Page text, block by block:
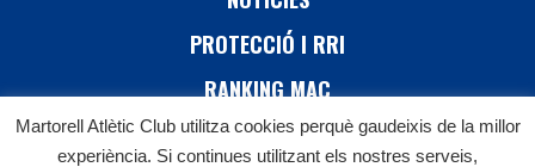
PROTECCIÓ I RRI
RANKING MAC
26 CURSA DE MARTORELL
Martorell Atlètic Club utilitza cookies perquè gaudeixis de la millor
experiència. Si continues utilitzant els nostres serveis,